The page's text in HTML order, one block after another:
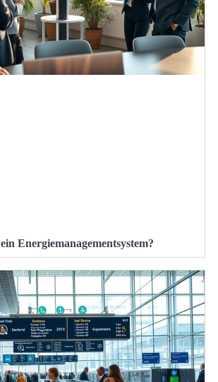
Energiemanagementsystem?